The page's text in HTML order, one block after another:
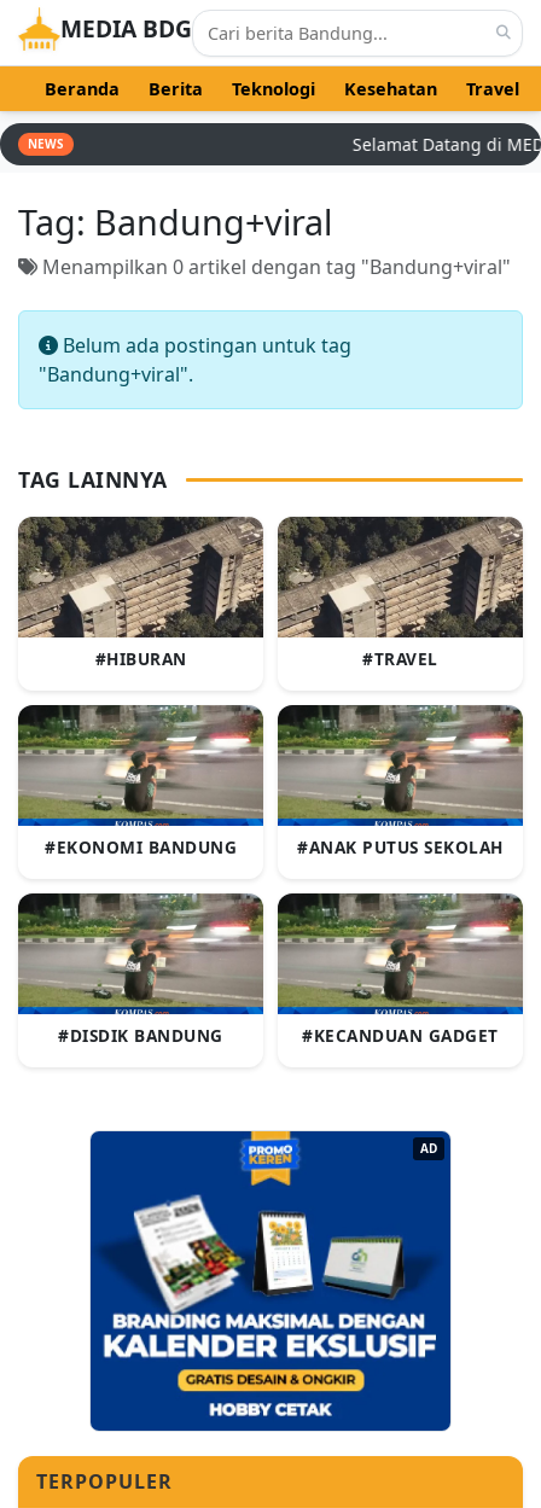
MEDIA BDG
Beranda Berita Teknologi Kesehatan Travel
NEWS Selamat Datang di
Tag: Bandung+viral
Menampilkan 0 artikel dengan tag "Bandung+viral"
Belum ada postingan untuk tag
"Bandung+viral".
TAG LAINNYA
#HIBURAN #TRAVEL
#EKONOMI BANDUNG #ANAK PUTUS SEKOLAH
#DISDIK BANDUNG #KECANDUAN GADGET
AD
TERPOPULER